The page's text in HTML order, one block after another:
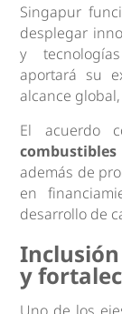
Singapur
desplegar
y
aportará su
alcance
El acuerdo
además de
en
desarrollo de
y